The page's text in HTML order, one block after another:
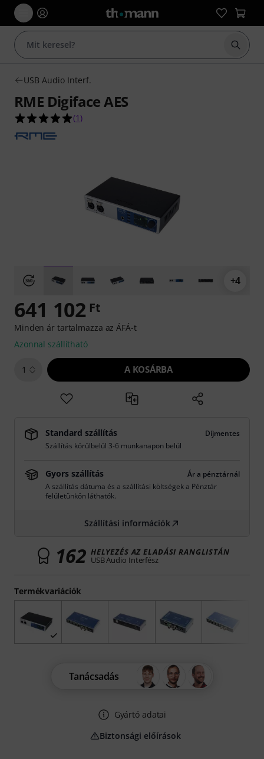
USB Audio Interf.
RME Digiface AES
5.0/5 csillag, összesen 1 értékelés alapján
(1 )
+4
Termékvariációk
641 102 Ft
Minden ár tartalmazza az ÁFÁ-t
Azonnal szállítható
1 A KOSÁRBA
Standard szállítás
Díjmentes
Szállítás körülbelül 3-6 munkanapon belül
Gyors szállítás
Ár a pénztárnál
A szállítás dátuma és a szállítási költségek a Pénztár
felületünkön láthatók.
Szállítási információk
162 HELYEZÉS AZ ELADÁSI RANGLISTÁN
USB Audio Interfész
Tanácsadás
Gyártó adatai
Biztonsági előírások